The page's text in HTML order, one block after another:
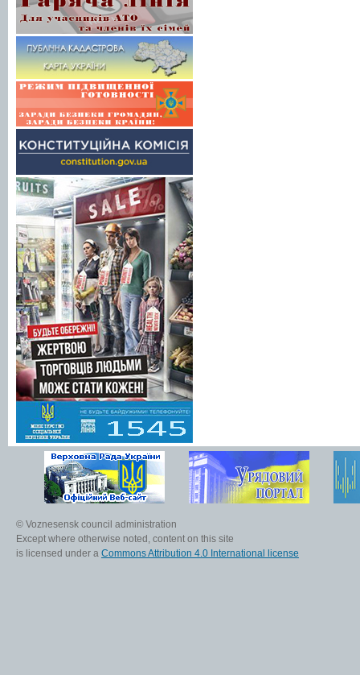
© Voznesensk council administration
Except where otherwise noted, content on this site
is licensed under a Commons Attribution 4.0 International license